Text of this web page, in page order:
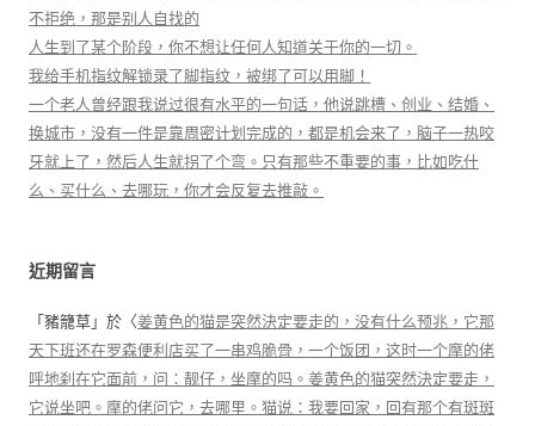
不拒绝，那是别人自找的
人生到了某个阶段，你不想让任何人知道关于你的一切。
我给手机指纹解锁录了脚指纹，被绑了可以用脚！
一个老人曾经跟我说过很有水平的一句话，他说跳槽、创业、结婚、
换城市，没有一件是靠周密计划完成的，都是机会来了，脑子一热咬
牙就上了，然后人生就拐了个弯。只有那些不重要的事，比如吃什
么、买什么、去哪玩，你才会反复去推敲。
近期留言
「 豬籠草 」於〈姜黄色的猫是突然決定要走的，没有什么预兆，它那
天下班还在罗森便利店买了一串鸡脆骨，一个饭团，这时一个摩的佬
呼地刹在它面前，问：靓仔，坐摩的吗。姜黄色的猫突然決定要走，
它说坐吧。摩的佬问它，去哪里。猫说：我要回家，回有那个有斑斑